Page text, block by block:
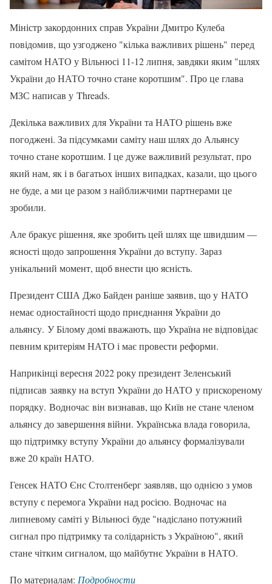
Міністр закордонних справ України Дмитро Кулеба
повідомив, що узгоджено "кілька важливих рішень" перед
самітом НАТО у Вільнюсі 11-12 липня, завдяки яким "шлях
України до НАТО точно стане коротшим". Про це глава
МЗС написав у Threads.
Декілька важливих для України та НАТО рішень вже
погоджені. За підсумками саміту наш шлях до Альянсу
точно стане коротшим. І це дуже важливий результат, про
який нам, як і в багатьох інших випадках, казали, що цього
не буде, а ми це разом з найближчими партнерами це
зробили.
Але бракує рішення, яке зробить цей шлях ще швидшим —
ясності щодо запрошення України до вступу. Зараз
унікальний момент, щоб внести цю ясність.
Президент США Джо Байден раніше заявив, що у НАТО
немає одностайності щодо приєднання України до
альянсу. У Білому домі вважають, що Україна не відповідає
певним критеріям НАТО і має провести реформи.
Наприкінці вересня 2022 року президент Зеленський
підписав заявку на вступ України до НАТО у прискореному
порядку. Водночас він визнавав, що Київ не стане членом
альянсу до завершення війни. Українська влада говорила,
що підтримку вступу України до альянсу формалізували
вже 20 країн НАТО.
Генсек НАТО Єнс Столтенберг заявляв, що однією з умов
вступу є перемога України над росією. Водночас на
липневому саміті у Вільнюсі буде "надіслано потужний
сигнал про підтримку та солідарність з Україною", який
стане чітким сигналом, що майбутнє України в НАТО.
По материалам: Подробности